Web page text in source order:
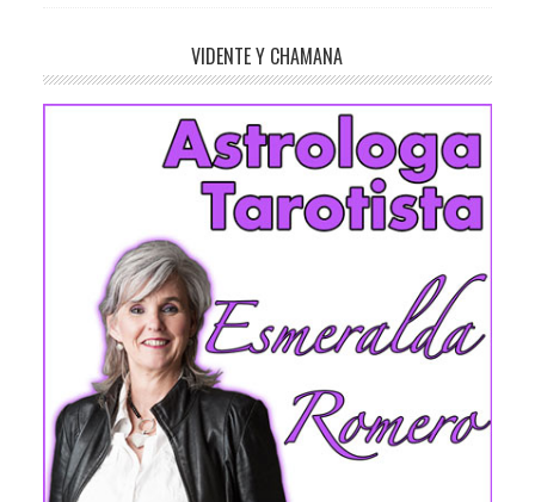
VIDENTE Y CHAMANA